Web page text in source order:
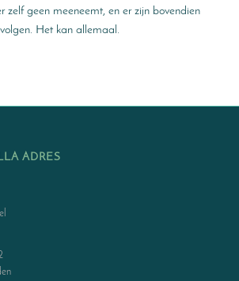
zelf geen meeneemt, en er zijn bovendien
volgen. Het kan allemaal.
ADRES